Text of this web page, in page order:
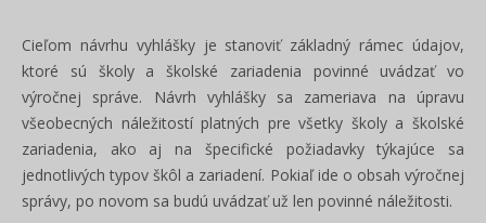
Cieľom návrhu vyhlášky je stanoviť základný rámec údajov,
ktoré sú školy a školské zariadenia povinné uvádzať vo
výročnej správe. Návrh vyhlášky sa zameriava na úpravu
všeobecných náležitostí platných pre všetky školy a školské
zariadenia, ako aj na špecifické požiadavky týkajúce sa
jednotlivých typov škôl a zariadení. Pokiaľ ide o obsah výročnej
správy, po novom sa budú uvádzať už len povinné náležitosti.